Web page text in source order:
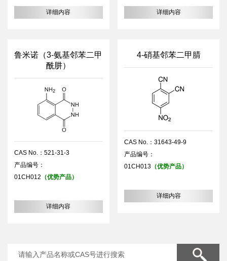
详细内容 详细内容
鲁米诺（3-氨基邻苯二甲
酰肼）
CAS No.：521-31-3
产品编号：
01CH012 （优势产品）
详细内容
4-硝基邻苯二甲腈
CAS No.：31643-49-9
产品编号：
01CH013（优势产品）
详细内容